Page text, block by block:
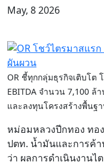
May, 8 2026
OR ชี้ทุกกลุ่มธุรกิจเติบโต
EBITDA จำนวน 7,100 ล้
และลงทุนโครงสร้างพื้นฐ
หม่อมหลวงปีกทอง ทอ
ปตท. น้ำมันและการค้า
ว่า ผลการดำเนินงานไ